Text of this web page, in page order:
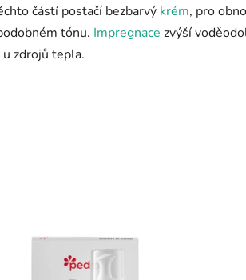
částí postačí bezbarvý krém, pro
tónu. Impregnace zvýší
zdrojů tepla.